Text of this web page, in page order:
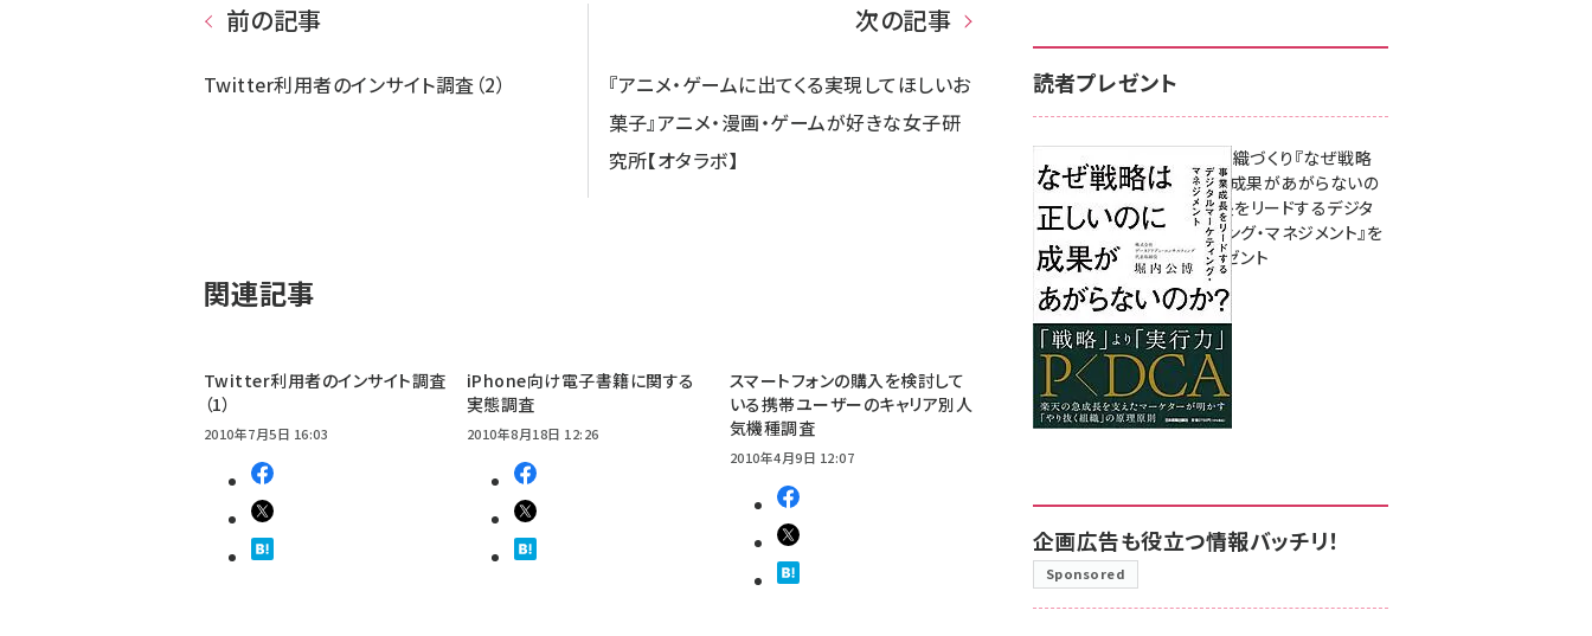
前の記事
Twitter利用者のインサイト調査（2）
次の記事
『アニメ・ゲームに出てくる実現してほしいお
菓子』アニメ・漫画・ゲームが好きな女子研
究所【オタラボ】
関連記事
Twitter利用者のインサイト調査
（1）
2010年7月5日 16:03
iPhone向け電子書籍に関する
実態調査
2010年8月18日 12:26
スマートフォンの購入を検討して
いる携帯ユーザーのキャリア別人
気機種調査
2010年4月9日 12:07
読者プレゼント
成果を生む組織づくり『なぜ戦略
は正しいのに成果があがらないの
か？ 事業成長をリードするデジタ
ルマーケティング・マネジメント』を
3名様にプレゼント
8月7日 10:00
企画広告も役立つ情報バッチリ！
Sponsored